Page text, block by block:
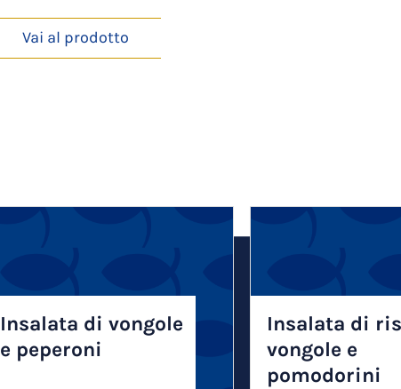
Vai al prodotto
Insalata di vongole
e peperoni
Insalata di
vongole e
pomodorini